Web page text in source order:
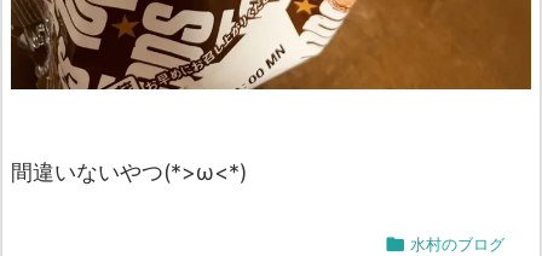
間違いないやつ(*>ω<*)
 水村のブログ